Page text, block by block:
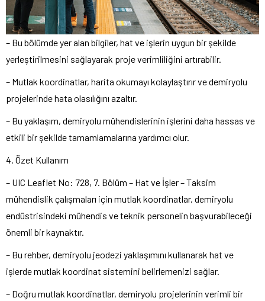
– Bu bölümde yer alan bilgiler, hat ve işlerin uygun bir şekilde
yerleştirilmesini sağlayarak proje verimliliğini artırabilir.
– Mutlak koordinatlar, harita okumayı kolaylaştırır ve demiryolu
projelerinde hata olasılığını azaltır.
– Bu yaklaşım, demiryolu mühendislerinin işlerini daha hassas ve
etkili bir şekilde tamamlamalarına yardımcı olur.
4. Özet Kullanım
– UIC Leaflet No: 728, 7. Bölüm – Hat ve İşler – Taksim
mühendislik çalışmaları için mutlak koordinatlar, demiryolu
endüstrisindeki mühendis ve teknik personelin başvurabileceği
önemli bir kaynaktır.
– Bu rehber, demiryolu jeodezi yaklaşımını kullanarak hat ve
işlerde mutlak koordinat sistemini belirlemenizi sağlar.
– Doğru mutlak koordinatlar, demiryolu projelerinin verimli bir